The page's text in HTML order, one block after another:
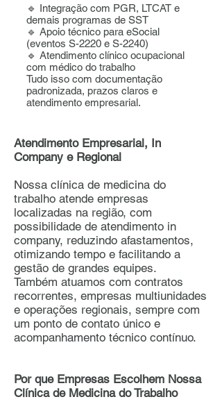
🔹 Integração com PGR, LTCAT e
demais programas de SST
🔹 Apoio técnico para eSocial
(eventos S-2220 e S-2240)
🔹 Atendimento clínico ocupacional
com médico do trabalho
Tudo isso com documentação
padronizada, prazos claros e
atendimento empresarial.
Atendimento Empresarial, In
Company e Regional
Nossa clínica de medicina do
trabalho atende empresas
localizadas na região, com
possibilidade de atendimento in
company, reduzindo afastamentos,
otimizando tempo e facilitando a
gestão de grandes equipes.
Também atuamos com contratos
recorrentes, empresas multiunidades
e operações regionais, sempre com
um ponto de contato único e
acompanhamento técnico contínuo.
Por que Empresas Escolhem Nossa
Clínica de Medicina do Trabalho